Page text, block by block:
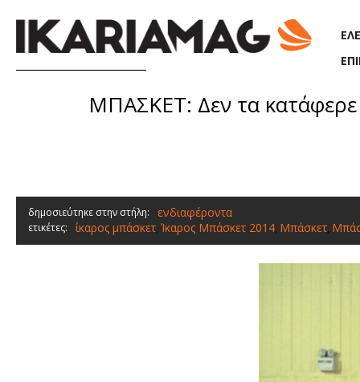
ΜΠΑΣΚΕΤ: Δεν τα
δημοσιεύτηκε στην στήλη: ενδιαφέροντα
ετικέτες: ίκαρος μπάσκετ, Ίκαρος Μπάσκετ 2014, Μπάσκετ,